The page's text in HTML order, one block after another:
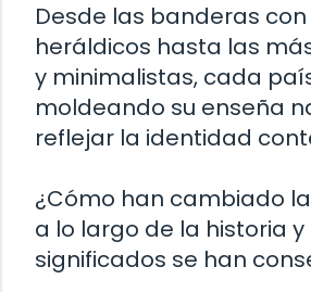
Desde las banderas
heráldicos hasta las
y minimalistas, cada
moldeando su enseña
reflejar la identidad
¿Cómo han cambiado
a lo largo de la historia y
significados se han